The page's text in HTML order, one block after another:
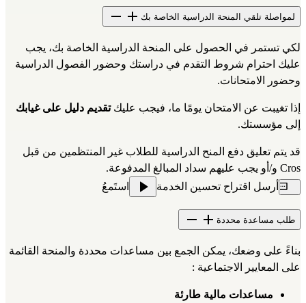
لمواصلة تلقي المنحة الدراسية الخاصة بك
لكي تستمر في الحصول على المنحة الدراسية الخاصة بك، يجب
عليك احترام شروط التقدم في دراستك وحضور الفصول الدراسية
وحضور الامتحانات.
إذا تغيبت عن الامتحان يومًا ما، فيجب عليك تقديم دليل على غيابك
إلى مؤسستك.
قد يتم تعليق دفع المنح الدراسية للطلاب غير المنتظمين من قبل
Cros و/أو يجب عليهم سداد المبالغ المدفوعة.
أرسل اقتراح تحسين الخدمة
استَمعُ
طلب مساعدة محددة
على المعايير الاجتماعية :
مساعدات مالية طارئة